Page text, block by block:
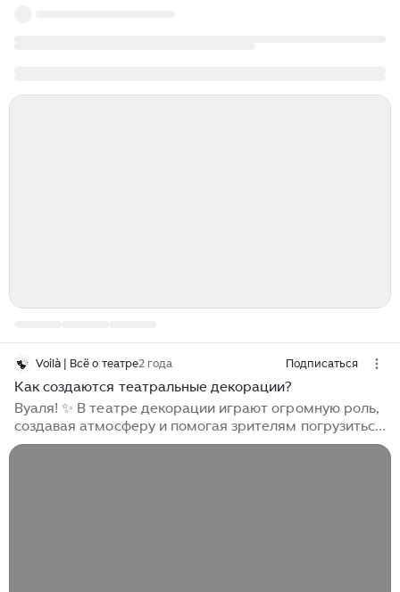
Voilà | Всё о театре2 года Подписаться
Как создаются театральные декорации?
Вуаля! ✨ В театре декорации играют огромную роль,
создавая атмосферу и помогая зрителям погрузиться
в мир спектакля. Как создаются декорации в театре?